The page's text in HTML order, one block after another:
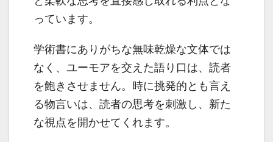
っています。
学術書にありがちな無味乾燥な文体では
なく、ユーモアを交えた語り口は、読者
を飽きさせません。時に挑発的とも言え
る物言いは、読者の思考を刺激し、新た
な視点を開かせてくれます。